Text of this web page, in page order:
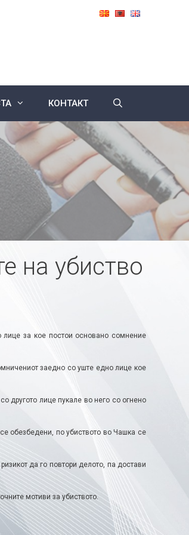
КОНТАКТ
на убиство
лице за кое постои основано сомнение
заедно со уште едно лице кое
другото лице пукале во него со огнено
обезбедени, по убиството во Чашка се
да го повтори делото, па достави
мотиви за убиството.